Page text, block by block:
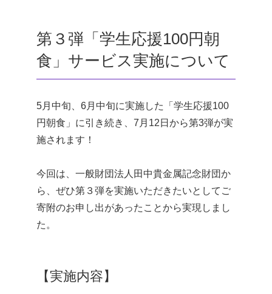
第３弾「学生応援100円朝
食」サービス実施について
5月中旬、6月中旬に実施した「学生応援100
円朝食」に引き続き、7月12日から第3弾が実
施されます！
今回は、一般財団法人田中貴金属記念財団か
ら、ぜひ第３弾を実施いただきたいとしてご
寄附のお申し出があったことから実現しまし
た。
【実施内容】